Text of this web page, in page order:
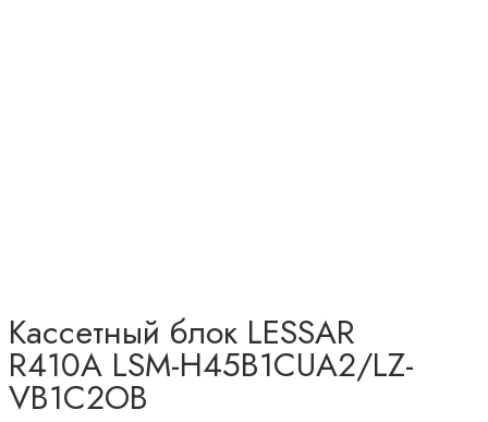
Кассетный блок LESSAR
R410A LSM-H45B1CUA2/LZ-
VB1C2OB